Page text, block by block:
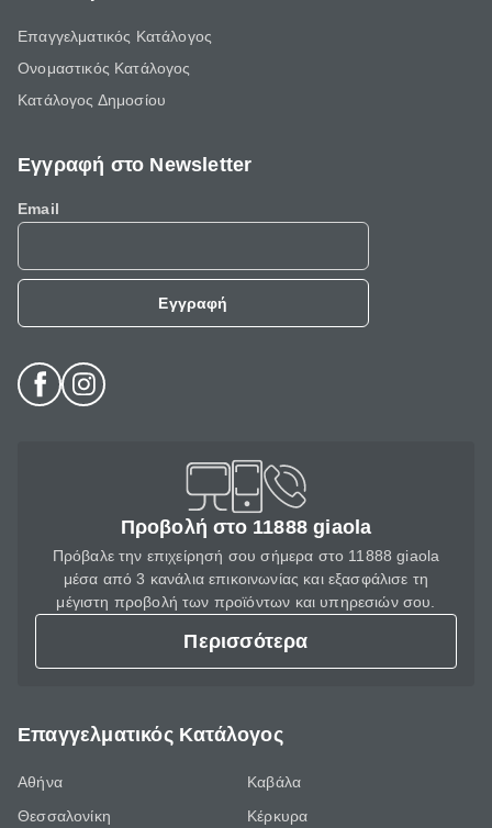
Επαγγελματικός Κατάλογος
Ονομαστικός Κατάλογος
Κατάλογος Δημοσίου
Εγγραφή στο Newsletter
Email
Εγγραφή
Προβολή στο 11888 giaola
Πρόβαλε την επιχείρησή σου σήμερα στο 11888 giaola
μέσα από 3 κανάλια επικοινωνίας και εξασφάλισε τη
μέγιστη προβολή των προϊόντων και υπηρεσιών σου.
Περισσότερα
Επαγγελματικός Κατάλογος
Αθήνα
Θεσσαλονίκη
Καβάλα
Κέρκυρα